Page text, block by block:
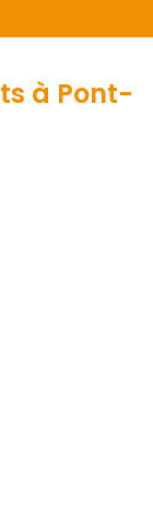
à Pont-